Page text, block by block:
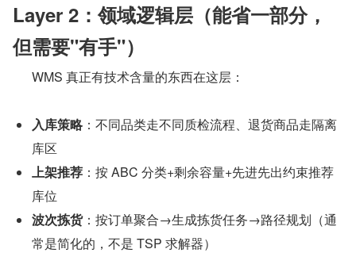
Layer 2：领域逻辑层（能省一部分，
但需要"有手"）
      WMS 真正有技术含量的东西在这层：
入库策略：不同品类走不同质检流程、退货商品走隔离
库区
上架推荐 ：按 ABC 分类+剩余容量+先进先出约束推荐
库位
波次拣货：按订单聚合→生成拣货任务→路径规划（通
常是简化的，不是 TSP 求解器）